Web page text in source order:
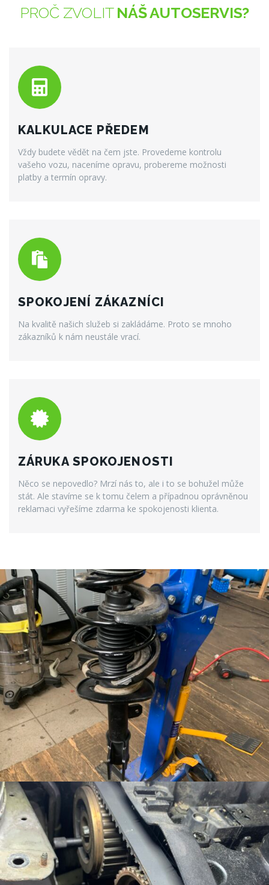
PROČ ZVOLIT NÁŠ AUTOSERVIS?
KALKULACE PŘEDEM
Vždy budete vědět na čem jste. Provedeme kontrolu
vašeho vozu, naceníme opravu, probereme možnosti
platby a termín opravy.
SPOKOJENÍ ZÁKAZNÍCI
Na kvalitě našich služeb si zakládáme. Proto se mnoho
zákazníků k nám neustále vrací.
ZÁRUKA SPOKOJENOSTI
Něco se nepovedlo? Mrzí nás to, ale i to se bohužel může
stát. Ale stavíme se k tomu čelem a případnou oprávněnou
reklamaci vyřešíme zdarma ke spokojenosti klienta.